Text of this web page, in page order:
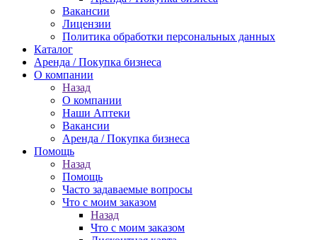
Вакансии
Лицензии
Политика обработки персональных данных
Каталог
Аренда / Покупка бизнеса
О компании
Назад
О компании
Наши Аптеки
Вакансии
Аренда / Покупка бизнеса
Помощь
Назад
Помощь
Часто задаваемые вопросы
Что с моим заказом
Назад
Что с моим заказом